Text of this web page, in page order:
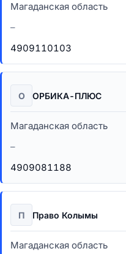
Магаданская область
–
4909110103
О ОРБИКА-ПЛЮС
Магаданская область
–
4909081188
П Право Колымы
Магаданская область